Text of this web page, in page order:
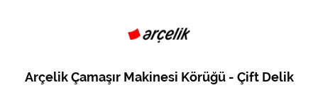
Musluk
Arçelik Çamaşır Makinesi Körüğü - Çift Delik